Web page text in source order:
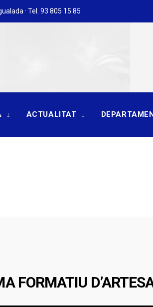
· Tel. 93 805 15 85
ACTUALITAT
FORMATIU